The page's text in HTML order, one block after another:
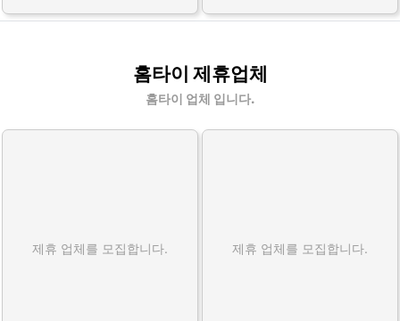
홈타이 제휴업체
홈타이 업체 입니다.
제휴 업체를 모집합니다. 제휴 업체를 모집합니다.